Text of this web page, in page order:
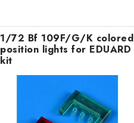
1/72 Bf 109F/G/K colored
position lights for EDUARD
kit